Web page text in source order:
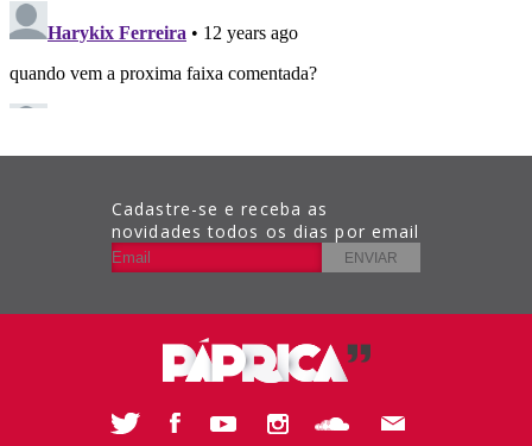
Cadastre-se e receba as
novidades todos os dias por email